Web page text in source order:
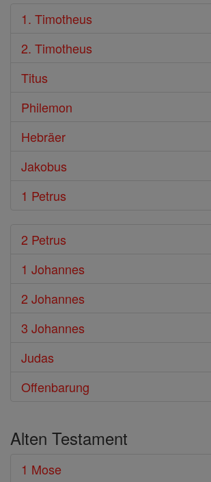
1. Timotheus
2. Timotheus
Titus
Philemon
Hebräer
Jakobus
1 Petrus
2 Petrus
1 Johannes
2 Johannes
3 Johannes
Judas
Offenbarung
Alten Testament
1 Mose